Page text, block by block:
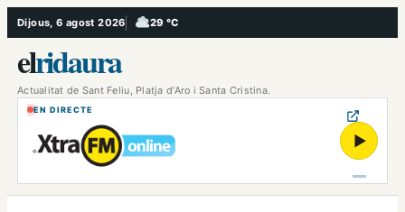
Vés
al
contingut
Dijous, 6 agost 2026 29 °C
, Ennuvolat
elridaura
Actualitat de Sant Feliu, Platja d’Aro i Santa Cristina.
EN DIRECTE
▶